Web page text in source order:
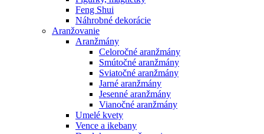
Feng Shui
Náhrobné dekorácie
Aranžovanie
Aranžmány
Celoročné aranžmány
Smútočné aranžmány
Sviatočné aranžmány
Jarné aranžmány
Jesenné aranžmány
Vianočné aranžmány
Umelé kvety
Vence a ikebany